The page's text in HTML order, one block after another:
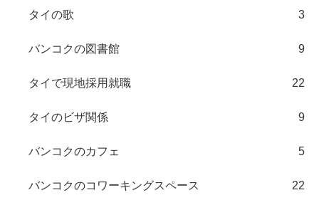
タイの歌 3
バンコクの図書館 9
タイで現地採用就職 22
タイのビザ関係 9
バンコクのカフェ 5
バンコクのコワーキングスペース 22